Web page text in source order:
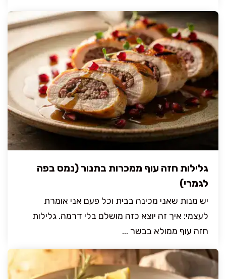
גלילות חזה עוף ממכרות בתנור (נמס בפה
לגמרי)
יש מנות שאני מכינה בבית וכל פעם אני אומרת
לעצמי: איך זה יוצא כזה מושלם בלי דרמה. גלילות
חזה עוף ממולא בבשר ...